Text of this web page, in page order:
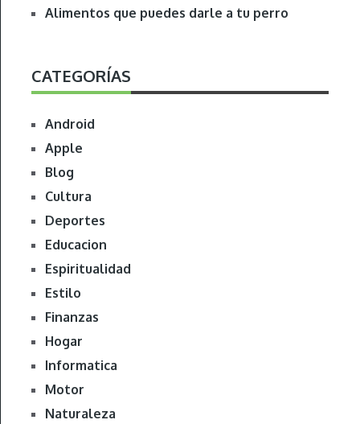
Alimentos que puedes darle a tu perro
CATEGORÍAS
Android
Apple
Blog
Cultura
Deportes
Educacion
Espiritualidad
Estilo
Finanzas
Hogar
Informatica
Motor
Naturaleza